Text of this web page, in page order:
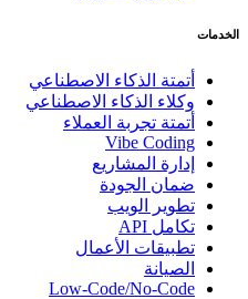
الخدمات
أتمتة الذكاء الاصطناعي
وكلاء الذكاء الاصطناعي
أتمتة تجربة العملاء
Vibe Coding
إدارة المشاريع
ضمان الجودة
تطوير الويب
تكامل API
تطبيقات الأعمال
الصيانة
Low-Code/No-Code